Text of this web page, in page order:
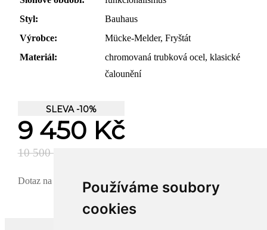
Používáme soubory
cookies
Styl:
Bauhaus
Výrobce:
Mücke-Melder, Fryštát
Materiál:
chromovaná trubková ocel, klasické
čalounění
SLEVA -10%
9 450 Kč
10 500 Kč
Dotaz na produkt